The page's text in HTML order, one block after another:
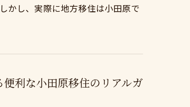
かし、実際に地方移住は小田原で
利な小田原移住のリアルガ